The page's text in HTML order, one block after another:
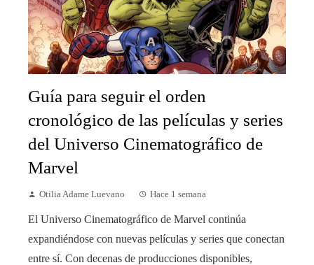
Guía para seguir el orden
cronológico de las películas y series
del Universo Cinematográfico de
Marvel
Otilia Adame Luevano Hace 1 semana
El Universo Cinematográfico de Marvel continúa
expandiéndose con nuevas películas y series que conectan
entre sí. Con decenas de producciones disponibles,